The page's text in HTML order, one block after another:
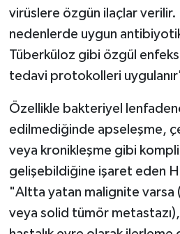
virüslere özgün ilaçlar verilir.
nedenlerde uygun
Tüberküloz gibi özgül
tedavi protokolleri
Özellikle bakteriyel
edilmediğinde apseleşme,
veya kronikleşme gibi
gelişebildiğine işaret eden
"Altta yatan malignite varsa
veya solid tümör